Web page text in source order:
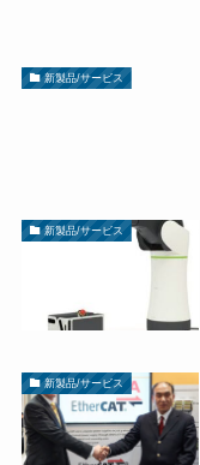
新製品/サービス
新製品/サービス
新製品/サービス